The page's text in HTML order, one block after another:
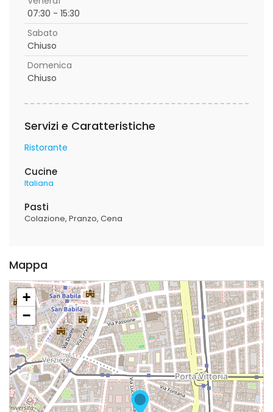
07:30 - 15:30
Sabato
Chiuso
Domenica
Chiuso
Servizi e Caratteristiche
Ristorante
Cucine
Italiana
Pasti
Colazione Pranzo Cena
Mappa
+
−